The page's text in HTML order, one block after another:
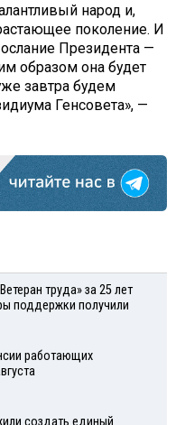
народ и,
поколение. И
Президента —
образом она будет
завтра будем
Генсовета», —
труда» за 25 лет
поддержки получили
работающих
создать единый